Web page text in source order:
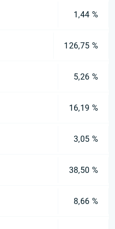
1,44 %
126,75 %
5,26 %
16,19 %
3,05 %
38,50 %
8,66 %